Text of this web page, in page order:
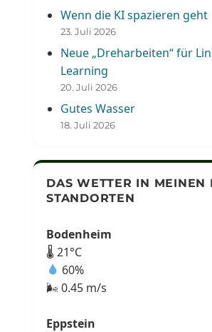
Wenn die KI spazieren geht
23. Juli 2026
Neue „Dreharbeiten“ für
Learning
20. Juli 2026
Gutes Wasser
18. Juli 2026
DAS WETTER IN MEINEN
STANDORTEN
Bodenheim
🌡 21°C
60%
🌬 0.45 m/s
Eppstein